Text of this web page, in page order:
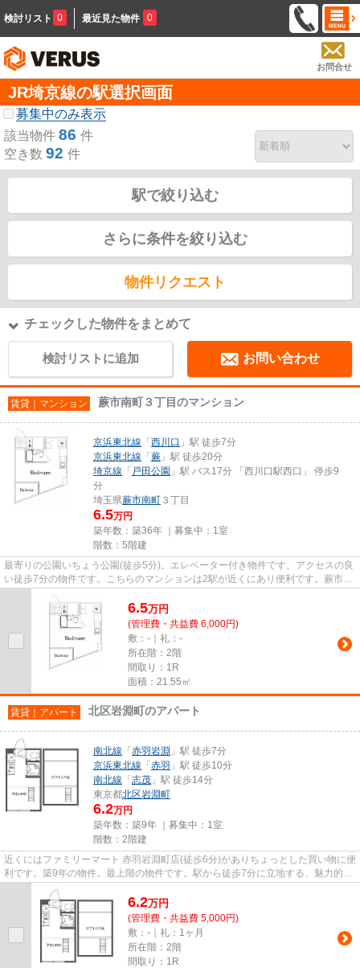
検討リスト 0 最近見た物件 0
お問合せ
JR埼京線の駅選択画面
募集中のみ表示
該当物件 86 件
空き数 92 件
駅で絞り込む
さらに条件を絞り込む
物件リクエスト
チェックした物件をまとめて
検討リストに追加 お問い合わせ
賃貸｜マンション 蕨市南町３丁目のマンション
京浜東北線 「 西川口 」駅 徒歩7分
京浜東北線 「 蕨 」駅 徒歩20分
埼京線 「 戸田公園 」駅 バス17分 「西川口駅西口」 停歩9
分
埼玉県蕨市南町 ３丁目
6.5万円
築年数：築36年 ｜募集中： 1室
階数：5階建
最寄りの公園いちょう公園(徒歩5分)。エレベーター付き物件です。アクセスの良
い徒歩7分の物件です。こちらのマンションは2駅が近くにあり便利です。蕨市エ
リアにある賃貸情報のことな...
6.5万円
(管理費・共益費 6,000円)
敷：-｜礼：-
所在階：2階
間取り：1R
面積：21.55㎡
賃貸｜アパート 北区岩淵町のアパート
南北線 「 赤羽岩淵 」駅 徒歩7分
京浜東北線 「 赤羽 」駅 徒歩10分
南北線 「 志茂 」駅 徒歩14分
東京都北区岩淵町
6.2万円
築年数：築9年 ｜募集中： 1室
階数：2階建
近くにはファミリーマート 赤羽岩淵町店(徒歩6分)がありちょっとした買い物に便
利です。築9年の物件。最上階の物件です。駅から徒歩7分に立地する、魅力的な
駅近物件です。北区エリア...
6.2万円
(管理費・共益費 5,000円)
敷：-｜礼：1ヶ月
所在階：2階
間取り：1R